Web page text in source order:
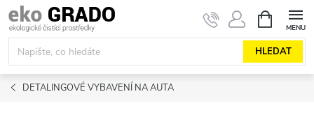
Přejít
na
obsah
HLEDAT
NÁKUPNÍ
KOŠÍK
DETALINGOVÉ VYBAVENÍ NA AUTA